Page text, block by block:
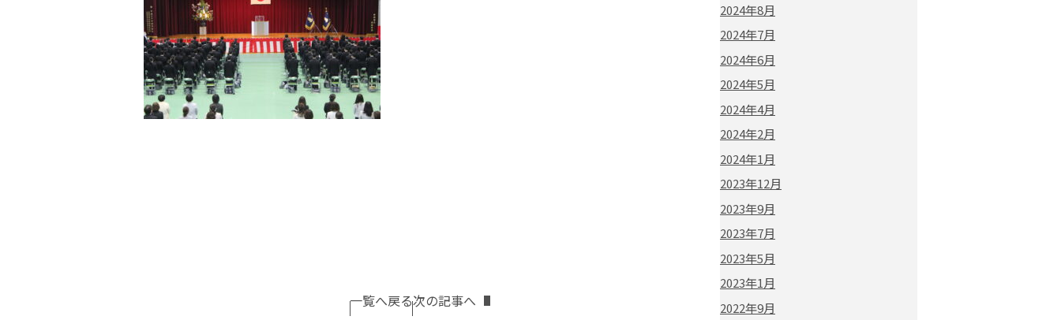
一覧へ戻る次の記事へ
2024年8月
2024年7月
2024年6月
2024年5月
2024年4月
2024年2月
2024年1月
2023年12月
2023年9月
2023年7月
2023年5月
2023年1月
2022年9月